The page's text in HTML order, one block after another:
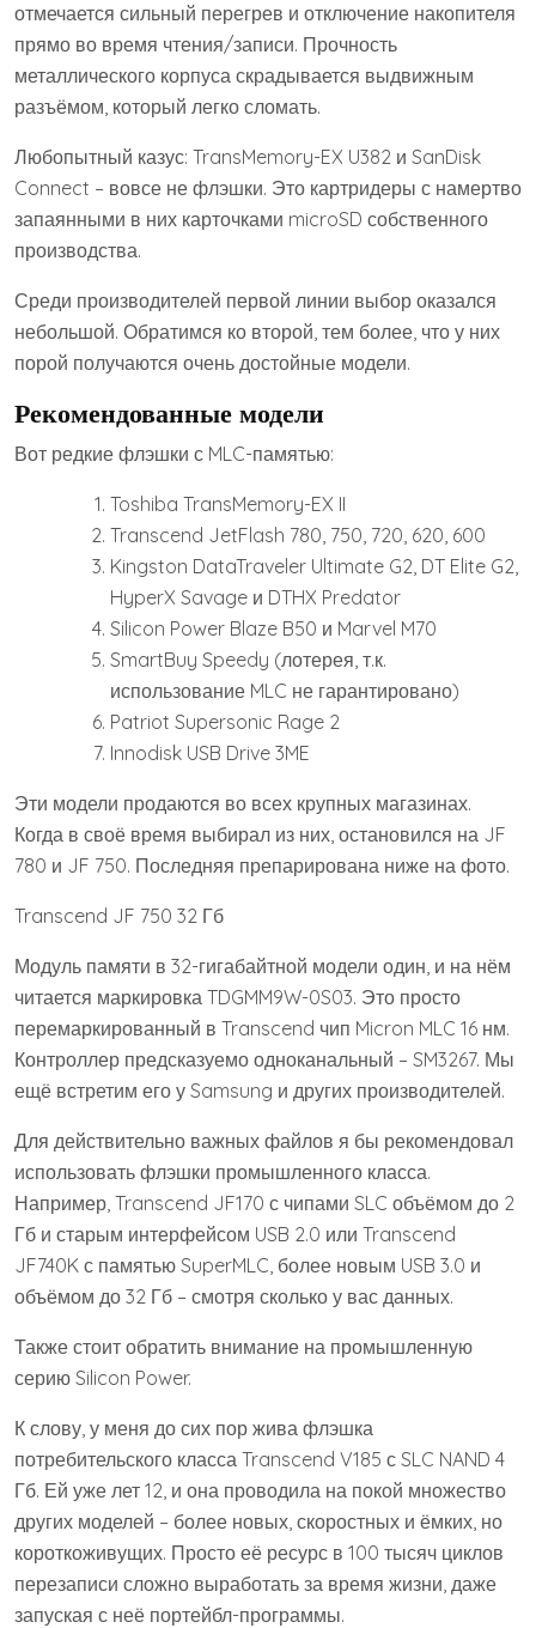
отмечается сильный перегрев и отключение накопителя
прямо во время чтения/записи. Прочность
металлического корпуса скрадывается выдвижным
разъёмом, который легко сломать.
Любопытный казус: TransMemory-EX U382 и SanDisk
Connect – вовсе не флэшки. Это картридеры с намертво
запаянными в них карточками microSD собственного
производства.
Среди производителей первой линии выбор оказался
небольшой. Обратимся ко второй, тем более, что у них
порой получаются очень достойные модели.
Рекомендованные модели
Вот редкие флэшки с MLC-памятью:
Toshiba TransMemory-EX II
Transcend JetFlash 780, 750, 720, 620, 600
Kingston DataTraveler Ultimate G2, DT Elite G2,
HyperX Savage и DTHX Predator
Silicon Power Blaze B50 и Marvel M70
SmartBuy Speedy (лотерея, т.к.
использование MLC не гарантировано)
Patriot Supersonic Rage 2
Innodisk USB Drive 3ME
Эти модели продаются во всех крупных магазинах.
Когда в своё время выбирал из них, остановился на JF
780 и JF 750. Последняя препарирована ниже на фото.
Transcend JF 750 32 Гб
Модуль памяти в 32-гигабайтной модели один, и на нём
читается маркировка TDGMM9W-0S03. Это просто
перемаркированный в Transcend чип Micron MLC 16 нм.
Контроллер предсказуемо одноканальный – SM3267. Мы
ещё встретим его у Samsung и других производителей.
Для действительно важных файлов я бы рекомендовал
использовать флэшки промышленного класса.
Например, Transcend JF170 с чипами SLC объёмом до 2
Гб и старым интерфейсом USB 2.0 или Transcend
JF740K с памятью SuperMLC, более новым USB 3.0 и
объёмом до 32 Гб – смотря сколько у вас данных.
Также стоит обратить внимание на промышленную
серию Silicon Power.
К слову, у меня до сих пор жива флэшка
потребительского класса Transcend V185 с SLC NAND 4
Гб. Ей уже лет 12, и она проводила на покой множество
других моделей – более новых, скоростных и ёмких, но
короткоживущих. Просто её ресурс в 100 тысяч циклов
перезаписи сложно выработать за время жизни, даже
запуская с неё портейбл-программы.